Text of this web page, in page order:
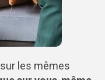
les mêmes